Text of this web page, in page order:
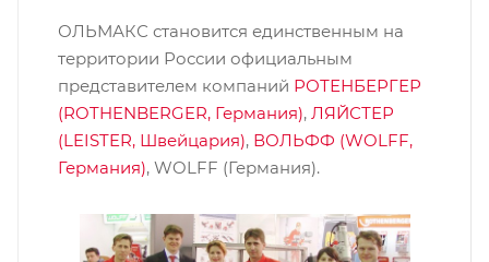
ОЛЬМАКС становится единственным на
территории России официальным
представителем компаний РОТЕНБЕРГЕР
(ROTHENBERGER, Германия), ЛЯЙСТЕР
(LEISTER, Швейцария), ВОЛЬФФ (WOLFF,
Германия), WOLFF (Германия).